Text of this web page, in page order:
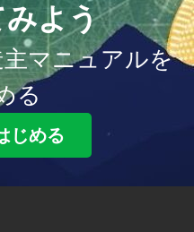
よう
マニュアルを
る
じめる